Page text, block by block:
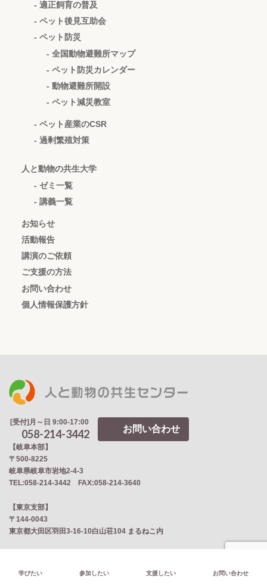
- 適正飼育の普及
- ペット後見互助会
- ペット防災
- 全国動物避難所マップ
- ペット防災カレンダー
- 動物避難所開設
- ペット減災教室
- ペット産業のCSR
- 過剰繁殖対策
人と動物の共生大学
- ゼミ一覧
- 講義一覧
お知らせ
活動報告
講演のご依頼
ご支援の方法
お問い合わせ
個人情報保護方針
[受付]月～日 9:00-17:00
058-214-3442 お問い合わせ
【岐阜本部】
〒500-8225
岐阜県岐阜市岩地2‐4‐3
TEL:058-214-3442 FAX:058-214-3640
【東京支部】
〒144-0043
東京都大田区羽田3-16-10白山荘104 まるねこ内
学びたい 参加したい 支援したい お問い合わせ